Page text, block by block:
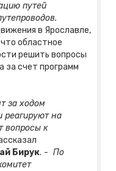
путей
в Ярославле,
областное
решить вопросы
за счет программ
за ходом
реагируют на
вопросы к
Бирук. - По